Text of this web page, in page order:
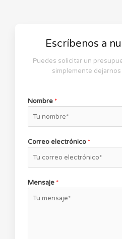
Escríbenos a
Puedes solicitar un
simplemente
Nombre *
Correo electrónico *
Mensaje *